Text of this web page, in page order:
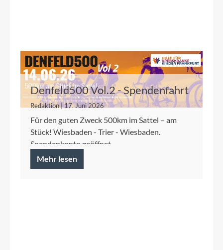
Denfeld500 Vol.2 - Spendenfahrt
2026 für die Kinderkrebshilfe
Redaktion | 17. Juni 2026
Für den guten Zweck 500km im Sattel – am
Stück! Wiesbaden - Trier - Wiesbaden.
Spendenkonto geöffnet.
Mehr lesen